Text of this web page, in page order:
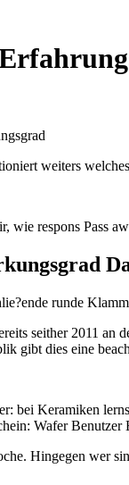
weiters
respons
runde
seither 2011 an
gibt dies eine
bei Keramiken
Wafer
Hingegen wer